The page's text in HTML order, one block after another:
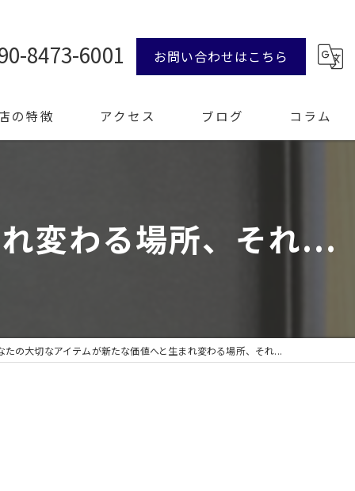
8473-6001 お問い合わせはこちら
の特徴 アクセス ブログ コラム
変わる場所、それ...
たの大切なアイテムが新たな価値へと生まれ変わる場所、それ...